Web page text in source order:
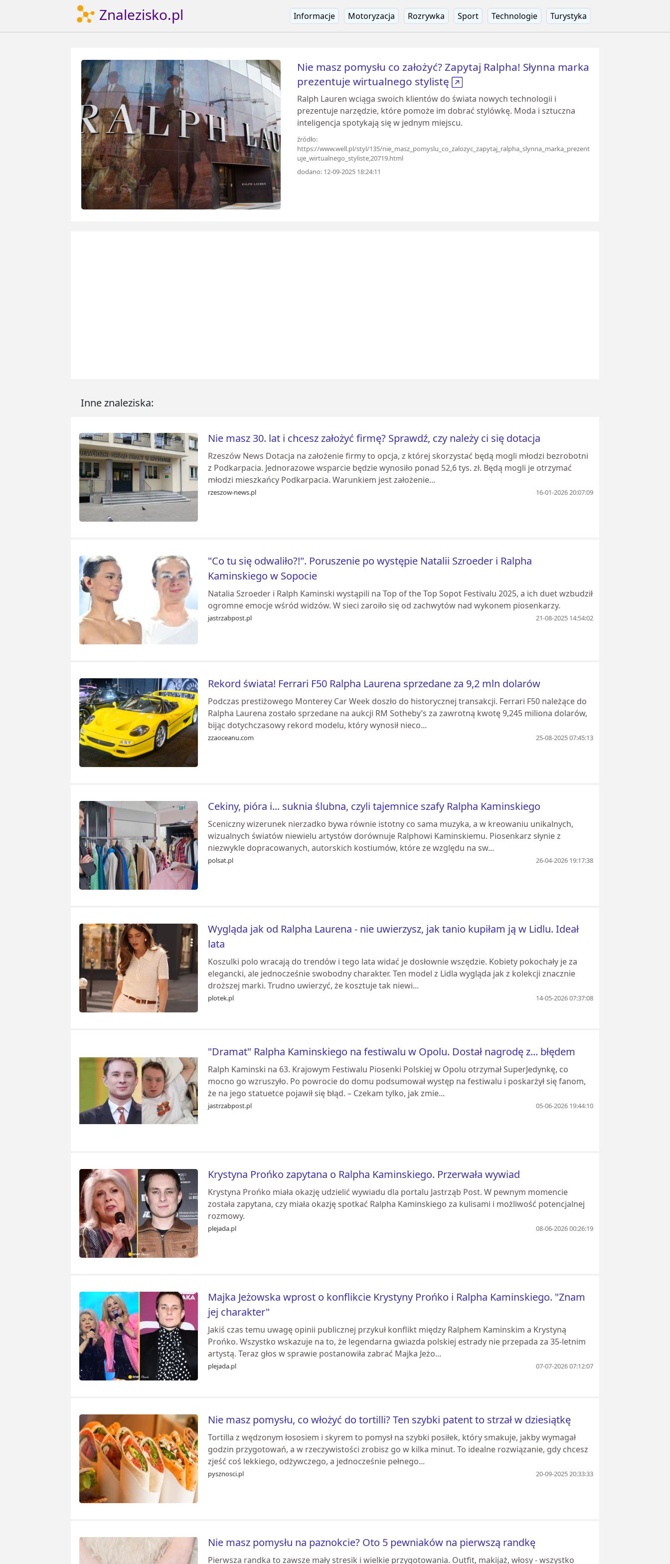
Znalezisko.pl Informacje Motoryzacja Rozrywka Sport Technologie Turystyka
Nie masz pomysłu co założyć? Zapytaj Ralpha! Słynna marka
prezentuje wirtualnego stylistę
Ralph Lauren wciąga swoich klientów do świata nowych technologii i
prezentuje narzędzie, które pomoże im dobrać stylówkę. Moda i sztuczna
inteligencja spotykają się w jednym miejscu.
źródło:
https://www.well.pl/styl/135/nie_masz_pomyslu_co_zalozyc_zapytaj_ralpha_slynna_marka_prezent
uje_wirtualnego_styliste,20719.html
dodano: 12-09-2025 18:24:11
Inne znaleziska:
Nie masz 30. lat i chcesz założyć firmę? Sprawdź, czy należy ci się dotacja
Rzeszów News Dotacja na założenie firmy to opcja, z której skorzystać będą mogli młodzi bezrobotni
z Podkarpacia. Jednorazowe wsparcie będzie wynosiło ponad 52,6 tys. zł. Będą mogli je otrzymać
młodzi mieszkańcy Podkarpacia. Warunkiem jest założenie...
rzeszow-news.pl 16-01-2026 20:07:09
"Co tu się odwaliło?!". Poruszenie po występie Natalii Szroeder i Ralpha
Kaminskiego w Sopocie
Natalia Szroeder i Ralph Kaminski wystąpili na Top of the Top Sopot Festivalu 2025, a ich duet wzbudził
ogromne emocje wśród widzów. W sieci zaroiło się od zachwytów nad wykonem piosenkarzy.
jastrzabpost.pl 21-08-2025 14:54:02
Rekord świata! Ferrari F50 Ralpha Laurena sprzedane za 9,2 mln dolarów
Podczas prestiżowego Monterey Car Week doszło do historycznej transakcji. Ferrari F50 należące do
Ralpha Laurena zostało sprzedane na aukcji RM Sotheby’s za zawrotną kwotę 9,245 miliona dolarów,
bijąc dotychczasowy rekord modelu, który wynosił nieco...
zzaoceanu.com 25-08-2025 07:45:13
Cekiny, pióra i... suknia ślubna, czyli tajemnice szafy Ralpha Kaminskiego
Sceniczny wizerunek nierzadko bywa równie istotny co sama muzyka, a w kreowaniu unikalnych,
wizualnych światów niewielu artystów dorównuje Ralphowi Kaminskiemu. Piosenkarz słynie z
niezwykle dopracowanych, autorskich kostiumów, które ze względu na sw...
polsat.pl 26-04-2026 19:17:38
Wygląda jak od Ralpha Laurena - nie uwierzysz, jak tanio kupiłam ją w Lidlu. Ideał
lata
Koszulki polo wracają do trendów i tego lata widać je dosłownie wszędzie. Kobiety pokochały je za
elegancki, ale jednocześnie swobodny charakter. Ten model z Lidla wygląda jak z kolekcji znacznie
droższej marki. Trudno uwierzyć, że kosztuje tak niewi...
plotek.pl 14-05-2026 07:37:08
"Dramat" Ralpha Kaminskiego na festiwalu w Opolu. Dostał nagrodę z... błędem
Ralph Kaminski na 63. Krajowym Festiwalu Piosenki Polskiej w Opolu otrzymał SuperJedynkę, co
mocno go wzruszyło. Po powrocie do domu podsumował występ na festiwalu i poskarżył się fanom,
że na jego statuetce pojawił się błąd. – Czekam tylko, jak zmie...
jastrzabpost.pl 05-06-2026 19:44:10
Krystyna Prońko zapytana o Ralpha Kaminskiego. Przerwała wywiad
Krystyna Prońko miała okazję udzielić wywiadu dla portalu Jastrząb Post. W pewnym momencie
została zapytana, czy miała okazję spotkać Ralpha Kaminskiego za kulisami i możliwość potencjalnej
rozmowy.
plejada.pl 08-06-2026 00:26:19
Majka Jeżowska wprost o konflikcie Krystyny Prońko i Ralpha Kaminskiego. "Znam
jej charakter"
Jakiś czas temu uwagę opinii publicznej przykuł konflikt między Ralphem Kaminskim a Krystyną
Prońko. Wszystko wskazuje na to, że legendarna gwiazda polskiej estrady nie przepada za 35-letnim
artystą. Teraz głos w sprawie postanowiła zabrać Majka Jeżo...
plejada.pl 07-07-2026 07:12:07
Nie masz pomysłu, co włożyć do tortilli? Ten szybki patent to strzał w dziesiątkę
Tortilla z wędzonym łososiem i skyrem to pomysł na szybki posiłek, który smakuje, jakby wymagał
godzin przygotowań, a w rzeczywistości zrobisz go w kilka minut. To idealne rozwiązanie, gdy chcesz
zjeść coś lekkiego, odżywczego, a jednocześnie pełnego...
pysznosci.pl 20-09-2025 20:33:33
Nie masz pomysłu na paznokcie? Oto 5 pewniaków na pierwszą randkę
Pierwsza randka to zawsze mały stresik i wielkie przygotowania. Outfit, makijaż, włosy - wszystko